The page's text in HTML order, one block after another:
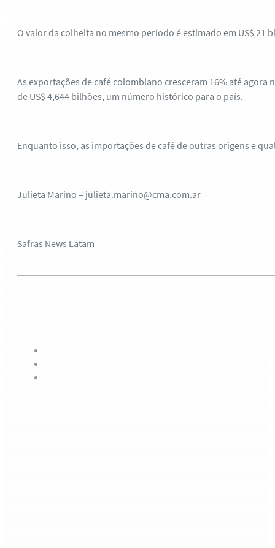
O valor da colheita no mesmo período é estimado em US$
As exportações de café colombiano cresceram 16% até
de US$ 4,644 bilhões, um número histórico para o país.
Enquanto isso, as importações de café de outras origens e
Julieta Marino – julieta.marino@cma.com.ar
Safras News Latam